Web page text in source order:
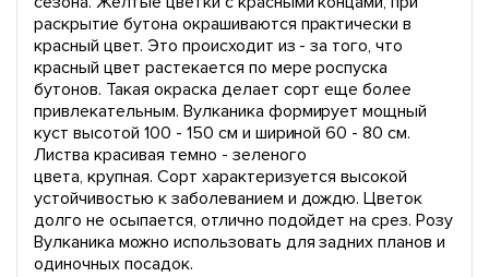
раскрытие бутона окрашиваются практически в
красный цвет. Это происходит из - за того, что
красный цвет растекается по мере роспуска
бутонов. Такая окраска делает сорт еще более
привлекательным. Вулканика формирует мощный
куст высотой 100 - 150 см и шириной 60 - 80 см.
Листва красивая темно - зеленого
цвета, крупная. Сорт характеризуется высокой
устойчивостью к заболеванием и дождю. Цветок
долго не осыпается, отлично подойдет на срез. Розу
Вулканика можно использовать для задних планов и
одиночных посадок.